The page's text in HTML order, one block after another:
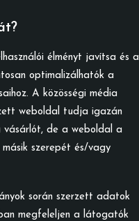
élményt javítsa és a
optimalizálhatók a
A közösségi média
weboldal tudja igazán
vásárlót, de a weboldal a
szerepét és/vagy
során szerzett adatok
megfeleljen a látogatók